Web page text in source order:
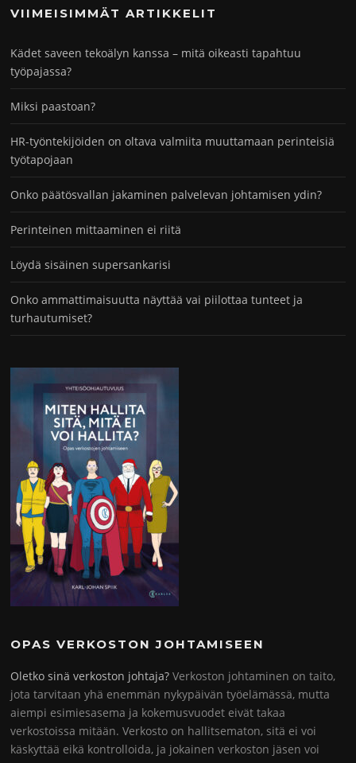
VIIMEISIMMÄT ARTIKKELIT
Kädet saveen tekoälyn kanssa – mitä oikeasti tapahtuu
työpajassa?
Miksi paastoan?
HR-työntekijöiden on oltava valmiita muuttamaan perinteisiä
työtapojaan
Onko päätösvallan jakaminen palvelevan johtamisen ydin?
Perinteinen mittaaminen ei riitä
Löydä sisäinen supersankarisi
Onko ammattimaisuutta näyttää vai piilottaa tunteet ja
turhautumiset?
OPAS VERKOSTON JOHTAMISEEN
Oletko sinä verkoston johtaja? Verkoston johtaminen on taito,
jota tarvitaan yhä enemmän nykypäivän työelämässä, mutta
aiempi esimiesasema ja kokemusvuodet eivät takaa
verkostoissa mitään. Verkosto on hallitsematon, sitä ei voi
käskyttää eikä kontrolloida, ja jokainen verkoston jäsen voi